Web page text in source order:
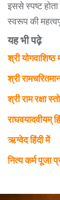
इससे स्पष्ट
स्वरूप की
यह भी पढ़े
श्री योगवाशिष्ठ
श्री
श्री राम रक्षा
राघवयादवीयम्
ऋग्वेद हिंदी में
नित्य कर्म पूजा